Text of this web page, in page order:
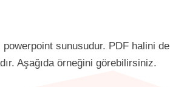
sunusudur. PDF halini de
Aşağıda örneğini görebilirsiniz.